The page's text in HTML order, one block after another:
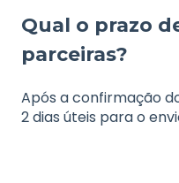
Qual o prazo
parceiras?
Após a confirmação
2 dias úteis para o